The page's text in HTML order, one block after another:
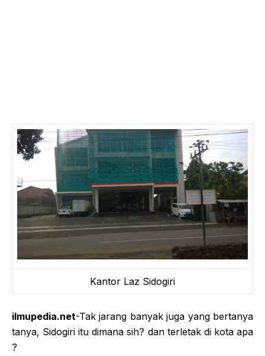
Kantor Laz Sidogiri
ilmupedia.net-Tak jarang banyak juga yang bertanya
tanya, Sidogiri itu dimana sih? dan terletak di kota apa
?